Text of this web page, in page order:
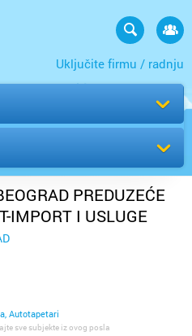
Uključite firmu / radnju
PREDUZEĆE
IMPORT I USLUGE
Autotapetari
sve subjekte iz ovog posla